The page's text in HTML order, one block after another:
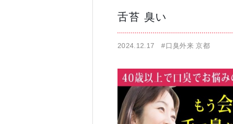
仁科歯科医院ブログ
舌苔 臭い
2024.12.17#口臭外来 京都